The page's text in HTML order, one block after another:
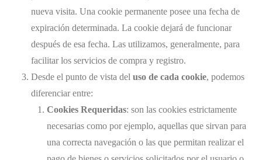
nueva visita. Una cookie permanente posee una fecha de
expiración determinada. La cookie dejará de funcionar
después de esa fecha. Las utilizamos, generalmente, para
facilitar los servicios de compra y registro.
Desde el punto de vista del uso de cada cookie, podemos
diferenciar entre:
Cookies Requeridas: son las cookies estrictamente
necesarias como por ejemplo, aquellas que sirvan para
una correcta navegación o las que permitan realizar el